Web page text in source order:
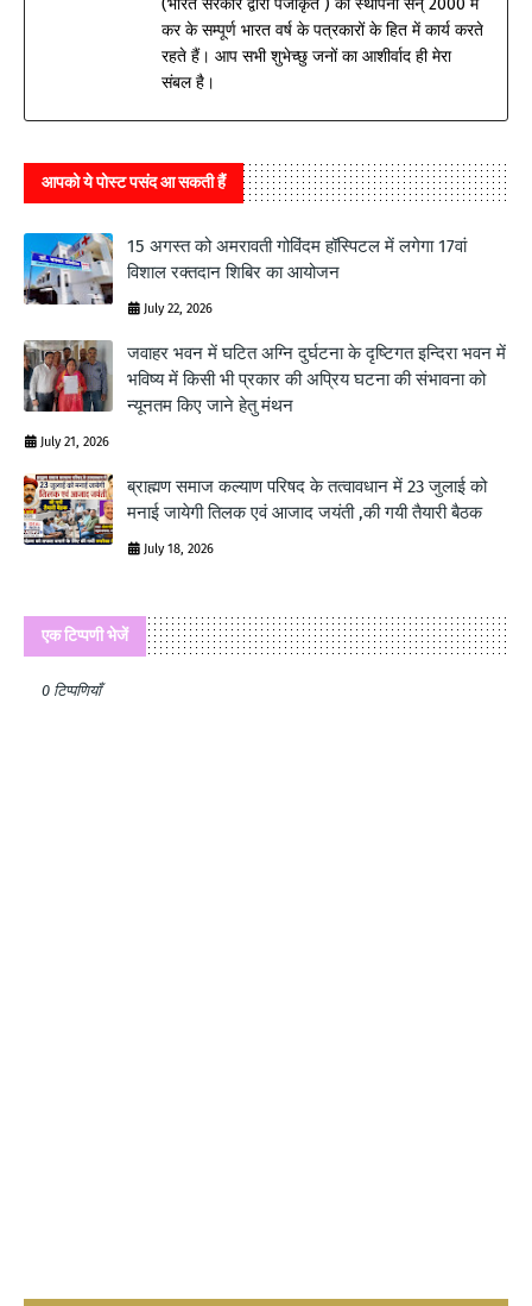
कर के सम्पूर्ण भारत वर्ष के पत्रकारों के हित में कार्य करते
रहते हैं। आप सभी शुभेच्छु जनों का आशीर्वाद ही मेरा
संबल है।
आपको ये पोस्ट पसंद आ सकती हैं
15 अगस्त को अमरावती गोविंदम हॉस्पिटल में लगेगा 17वां
विशाल रक्तदान शिबिर का आयोजन
July 22, 2026
जवाहर भवन में घटित अग्नि दुर्घटना के दृष्टिगत इन्दिरा भवन में
भविष्य में किसी भी प्रकार की अप्रिय घटना की संभावना को
न्यूनतम किए जाने हेतु मंथन
July 21, 2026
ब्राह्मण समाज कल्याण परिषद के तत्वावधान में 23 जुलाई को
मनाई जायेगी तिलक एवं आजाद जयंती ,की गयी तैयारी बैठक
July 18, 2026
एक टिप्पणी भेजें
0 टिप्पणियाँ